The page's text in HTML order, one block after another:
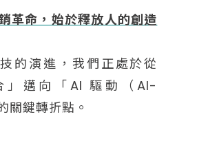
革命，始於釋放人的創造
的演進，我們正處於從
」邁向「AI 驅動（AI-
關鍵轉折點。